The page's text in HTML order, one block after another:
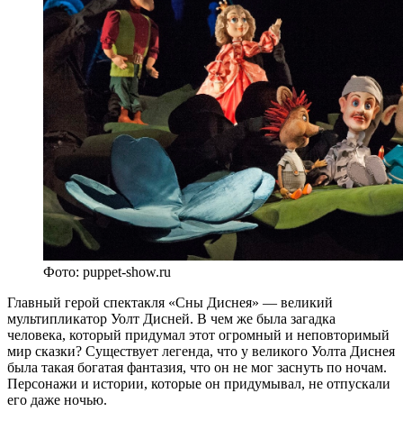
Фото: puppet-show.ru
Главный герой спектакля «Сны Диснея» — великий
мультипликатор Уолт Дисней. В чем же была загадка
человека, который придумал этот огромный и неповторимый
мир сказки? Существует легенда, что у великого Уолта Диснея
была такая богатая фантазия, что он не мог заснуть по ночам.
Персонажи и истории, которые он придумывал, не отпускали
его даже ночью.